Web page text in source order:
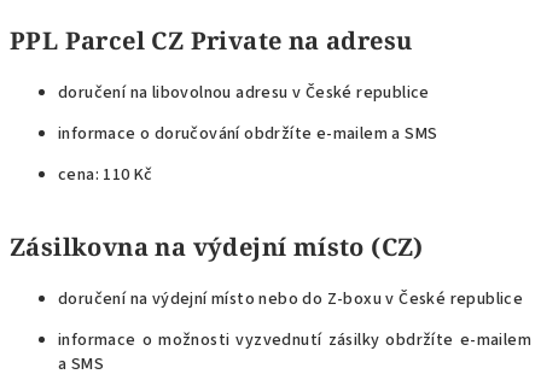
PPL Parcel CZ Private na adresu
doručení na libovolnou adresu v České republice
informace o doručování obdržíte e-mailem a SMS
cena: 110 Kč
Zásilkovna na výdejní místo (CZ)
doručení na výdejní místo nebo do Z-boxu v České republice
informace o možnosti vyzvednutí zásilky obdržíte e-mailem
a SMS